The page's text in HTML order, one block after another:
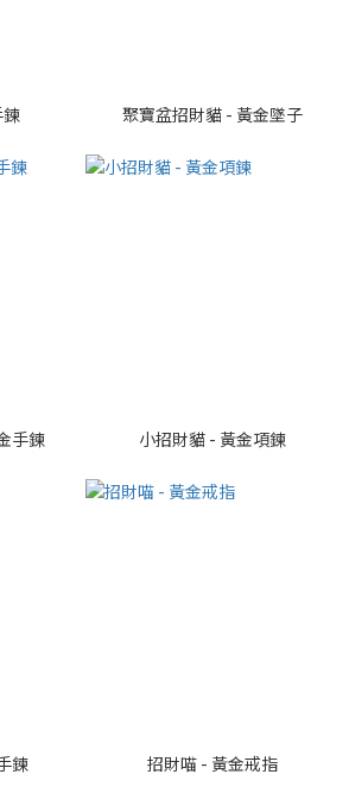
聚寶盆招財貓 - 黃金墜子
手鍊 小招財貓 - 黃金項鍊
鍊 招財喵 - 黃金戒指